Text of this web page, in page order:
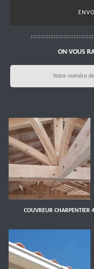
ON VOUS
COUVREUR CHARPENTIER